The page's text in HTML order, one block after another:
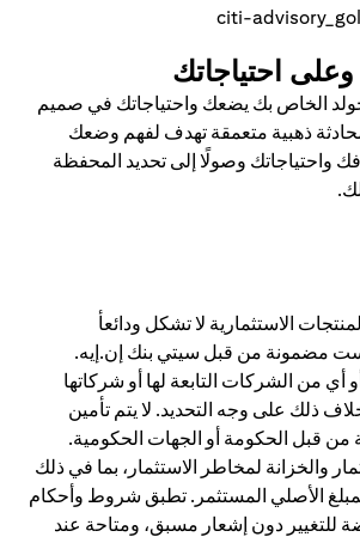
احتياجاتك
الخاص بك يضعك واحتياجاتك في صميم
ذهبية متعمقة تهدف لفهم وضعك
واحتياجاتك وصولًا إلى تحديد المحفظة
الاستثمارية لا تشكل ودائعأ
مضمونة من قبل سيتي بنك إن.إيه.
من الشركات التابعة لها أو شركاتها
ذلك على وجه التحديد. لا يتم تأمين
من قبل الحكومة أو الجهات الحكومية.
والخزانة لمخاطر الاستثمار، بما في ذلك
الأصلي المستثمر. تطبق شروط وأحكام
للتغيير دون إشعار مسبق، ومتاحة عند